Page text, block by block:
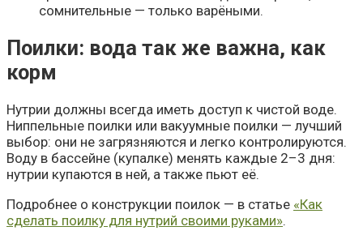
сомнительные — только варёными.
Поилки: вода так же важна, как
корм
Нутрии должны всегда иметь доступ к чистой воде.
Ниппельные поилки или вакуумные поилки — лучший
выбор: они не загрязняются и легко контролируются.
Воду в бассейне (купалке) менять каждые 2–3 дня:
нутрии купаются в ней, а также пьют её.
Подробнее о конструкции поилок — в статье «Как
сделать поилку для нутрий своими руками».